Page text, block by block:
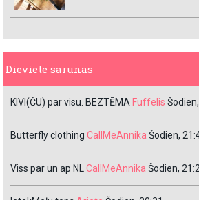
Dieviete sarunas
KIVI(ČU) par visu. BEZTĒMA Fuffelis
Butterfly clothing CallMeAnnika Šodien,
Viss par un ap NLCallMeAnnika Šodien,